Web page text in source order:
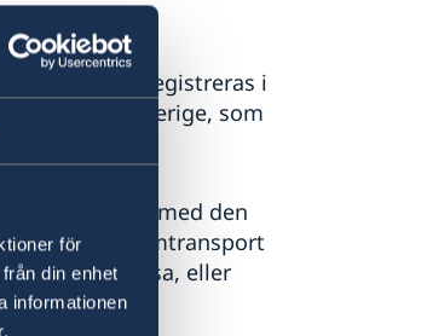
för
din enhet
informationen
så att detta registreras i
i Sverige, som
till med den
hemtransport
när du ska resa, eller
och